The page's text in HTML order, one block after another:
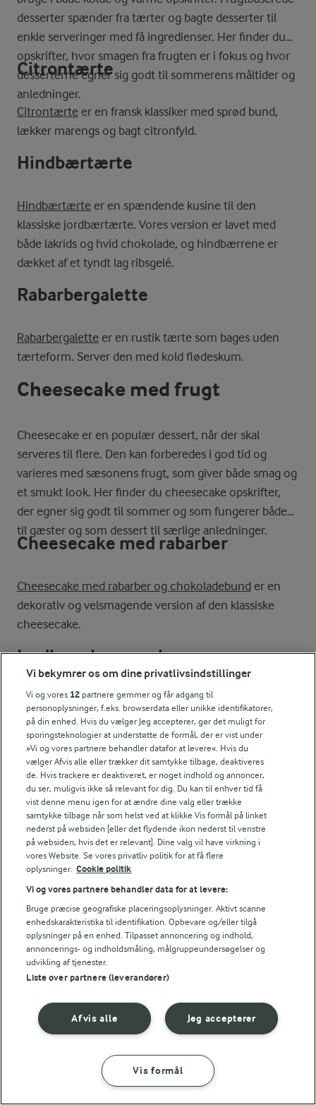
desserter spænder fra tærter og bagte desserter til
enkle serveringer med få ingredienser. Her finder du
opskrifter, hvor smagen fra frugten er i fokus og hvor
desserterne egner sig godt til sommerens måltider og
anledninger.
Citrontærte
Citrontærte er en fransk klassiker med sprød bund,
lækker marengs og bagt citronfyld.
Hindbærtærte
Hindbærtærte er en spændende kusine til den
klassiske jordbærtærte. Vores version er lavet med
både lakrids og hvid chokolade, og hindbærrene er
dækket af et tyndt lag ribsgelé.
Rabarbergalette
Rabarbergalette er en rustik tærte som bages uden
tærteform. Server den med kold flødeskum.
Cheesecake med frugt
Cheesecake er en populær dessert, når der skal
serveres til flere. Den kan forberedes i god tid og
varieres med sæsonens frugt, som giver både smag og
et smukt look. Her finder du cheesecake opskrifter,
der egner sig godt til sommer og som fungerer både
til gæster og som dessert til særlige anledninger.
Cheesecake med rabarber
Cheesecake med rabarber og chokoladebund er en
dekorativ og velsmagende version af den klassiske
cheesecake.
Jordbærcheesecake
Jordbærcheesecakemed friske jordbær er en oplagt
dessert om sommeren, hvor de danske jordbær er i
sæson.
Cheesecake iskager med blåbær
Cheesecake iskager med blåbærer små,
portionsanrettede iskager på kiksebund. De er lavet af
blød blåbæris, som har en smuk lilla farve.
Se hele vores udvalg afcheesecakesher.
Sommerdesserter til mange
Når du skal lave dessert til flere, er det en fordel at
at servere. Sommerdesserter til mange er ofte baseret
på frugt, kan laves i forvejen og egner sig godt til
passer til grill, picnic og sommerfester, hvor der er
fokus på enkelhed og gode råvarer.
Vi bekymrer os om dine privatlivsindstillinger
Vi og vores 12 partnere gemmer og får adgang til
personoplysninger, f.eks. browserdata eller unikke identifikatorer,
på din enhed. Hvis du vælger Jeg accepterer, gør det muligt for
sporingsteknologier at understøtte de formål, der er vist under
»Vi og vores partnere behandler datafor at levere«. Hvis du
vælger Afvis alle eller trækker dit samtykke tilbage, deaktiveres
de. Hvis trackere er deaktiveret, er noget indhold og annoncer,
du ser, muligvis ikke så relevant for dig. Du kan til enhver tid få
vist denne menu igen for at ændre dine valg eller trække
samtykke tilbage når som helst ved at klikke Vis formål på linket
nederst på websiden [eller det flydende ikon nederst til venstre
på websiden, hvis det er relevant]. Dine valg vil have virkning i
vores Website. Se vores privatliv politik for at få flere
oplysninger. Cookie politik
Vi og vores partnere behandler data for at levere:
Bruge præcise geografiske placeringsoplysninger. Aktivt scanne
enhedskarakteristika til identifikation. Opbevare og/eller tilgå
oplysninger på en enhed. Tilpasset annoncering og indhold,
annoncerings- og indholdsmåling, målgruppeundersøgelser og
udvikling af tjenester.
Liste over partnere (leverandører)
Jeg accepterer
Afvis alle
Vis formål